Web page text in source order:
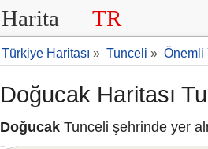
Harita TR
Türkiye Haritası » Tunceli » Önemli
Doğucak Haritası
Doğucak Tunceli şehrinde yer